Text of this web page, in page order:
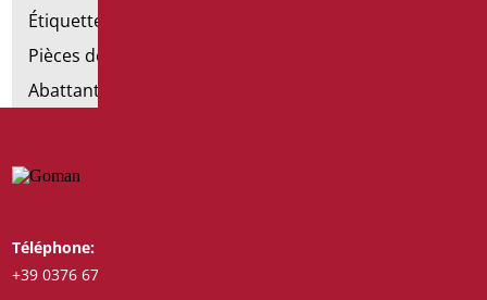
Étiquettes de salle de bain
Pièces détachées et petites pièces
Abattants et rehausses de toilettes
Téléphone:
+39 0376 671780